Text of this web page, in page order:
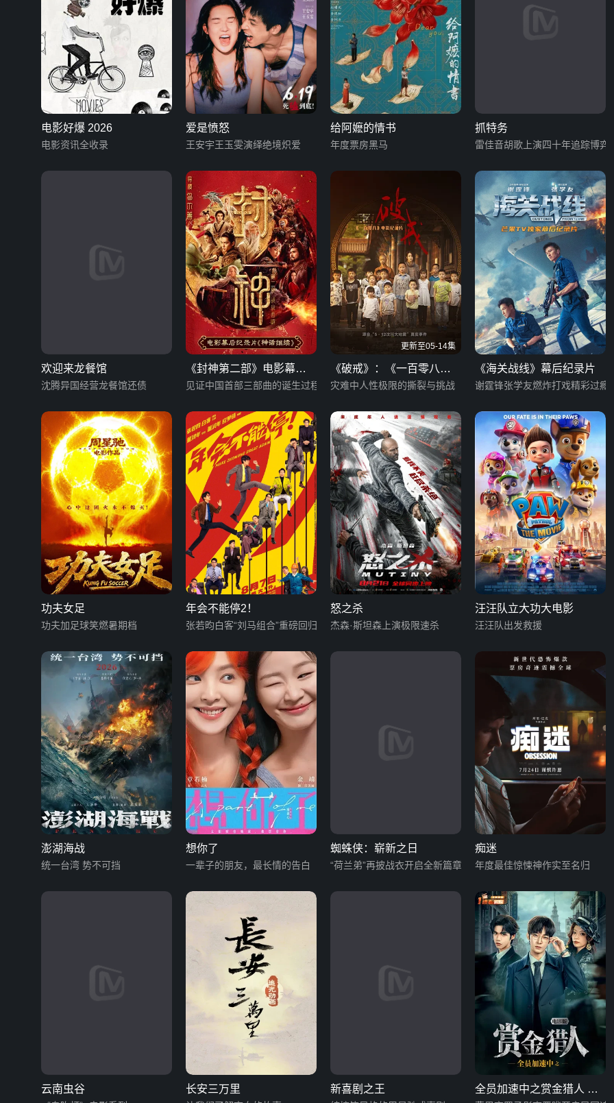
电影好爆 2026
电影资讯全收录
爱是愤怒
王安宇王玉雯演绎绝境炽爱
给阿嬷的情书
年度票房黑马
抓特务
雷佳音胡歌上演四十年追踪博弈
欢迎来龙餐馆
沈腾异国经营龙餐馆还债
《封神第二部》电影幕后
纪录片《神话继续》
见证中国首部三部曲的诞生过程
更新至05-14集
《破戒》：《一百零八》
电影纪录片
灾难中人性极限的撕裂与挑战
《海关战线》幕后纪录片
谢霆锋张学友燃炸打戏精彩过瘾
功夫女足
功夫加足球笑燃暑期档
年会不能停2！
张若昀白客“刘马组合”重磅回归
怒之杀
杰森·斯坦森上演极限速杀
汪汪队立大功大电影
汪汪队出发救援
澎湖海战
统一台湾 势不可挡
想你了
一辈子的朋友，最长情的告白
蜘蛛侠：崭新之日
“荷兰弟”再披战衣开启全新篇章
痴迷
年度最佳惊悚神作实至名归
云南虫谷 长安三万里 新喜剧之王
全员加速中之赏金猎人 电